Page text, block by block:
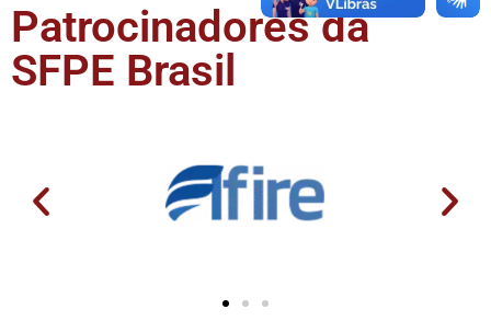
Patrocinadores da
SFPE Brasil